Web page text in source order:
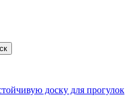
доску для прогулок